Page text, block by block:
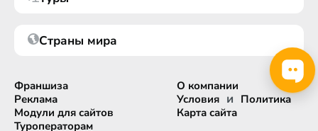
Страны мира
Франшиза
Реклама
Модули для сайтов
Туроператорам
О компании
Условия и Политика
Карта сайта